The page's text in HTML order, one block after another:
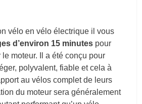
vélo en vélo électrique il vous
d’environ 15 minutes pour
moteur. Il a été conçu pour
polyvalent, fiable et cela à
au vélos complet de leurs
du moteur sera généralement